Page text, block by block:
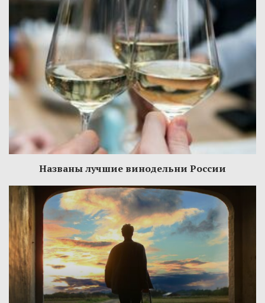
Названы лучшие винодельни России